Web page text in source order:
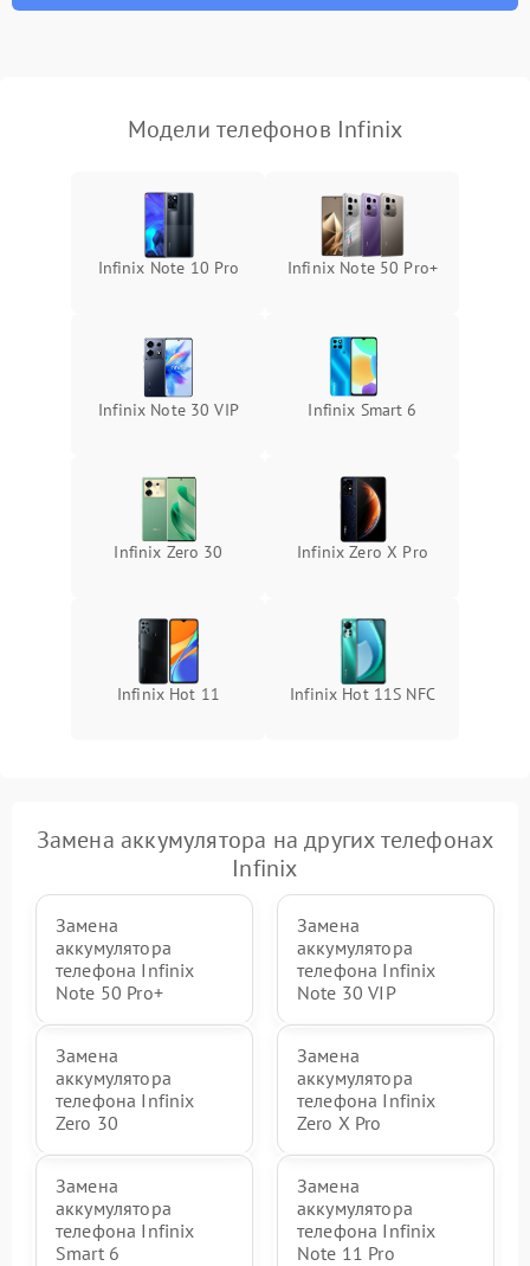
Модели телефонов Infinix
Infinix Note 10 Pro Infinix Note 50 Pro+
Infinix Note 30 VIP Infinix Smart 6
Infinix Zero 30 Infinix Zero X Pro
Infinix Hot 11 Infinix Hot 11S NFC
Замена аккумулятора на других телефонах
Infinix
Замена
аккумулятора
телефона Infinix
Note 50 Pro+
Замена
аккумулятора
телефона Infinix
Note 30 VIP
Замена
аккумулятора
телефона Infinix
Zero 30
Замена
аккумулятора
телефона Infinix
Zero X Pro
Замена
аккумулятора
телефона Infinix
Smart 6
Замена
аккумулятора
телефона Infinix
Note 11 Pro